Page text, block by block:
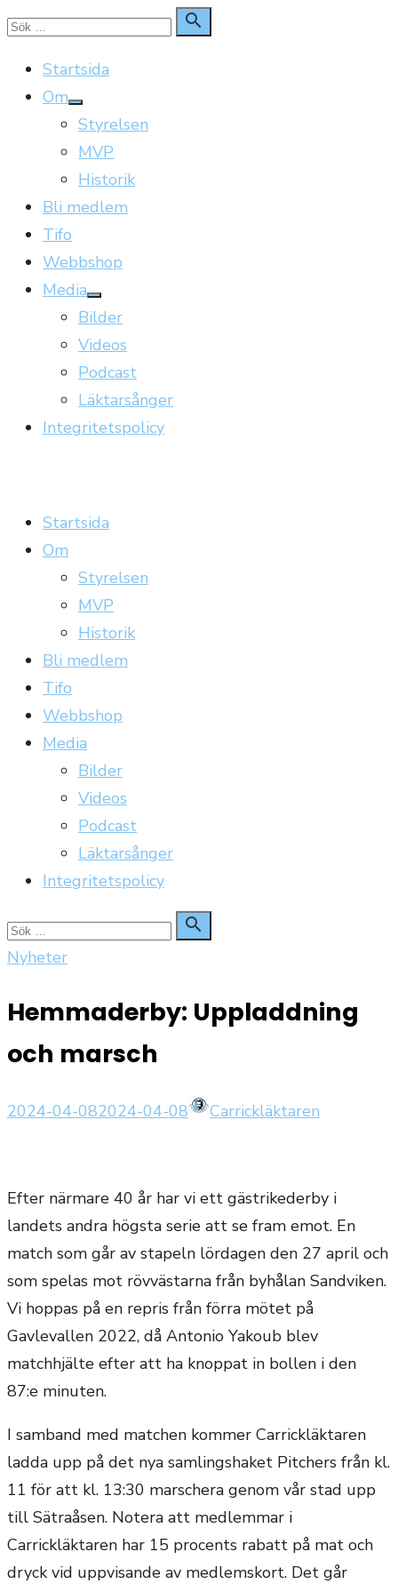
Hoppa
innehåll
Sök

Sök
Startsida
Om
Visa
undermeny
Styrelsen
MVP
Historik
Bli medlem
Tifo
Webbshop
Media
Visa
undermeny
Bilder
Videos
Podcast
Läktarsånger
Integritetspolicy
Startsida
Om
Styrelsen
MVP
Historik
Bli medlem
Tifo
Webbshop
Media
Bilder
Videos
Podcast
Läktarsånger
Integritetspolicy
Sök
för:

Sök
Nyheter
Hemmaderby: Uppladdning
och marsch
Publicerat
2024-04-082024-04-08 Författare
Carrickläktaren
Efter närmare 40 år har vi ett gästrikederby i
landets andra högsta serie att se fram emot. En
match som går av stapeln lördagen den 27 april och
som spelas mot rövvästarna från byhålan Sandviken.
Vi hoppas på en repris från förra mötet på
Gavlevallen 2022, då Antonio Yakoub blev
matchhjälte efter att ha knoppat in bollen i den
87:e minuten.
I samband med matchen kommer Carrickläktaren
ladda upp på det nya samlingshaket Pitchers från kl.
11 för att kl. 13:30 marschera genom vår stad upp
till Sätraåsen. Notera att medlemmar i
Carrickläktaren har 15 procents rabatt på mat och
dryck vid uppvisande av medlemskort. Det går